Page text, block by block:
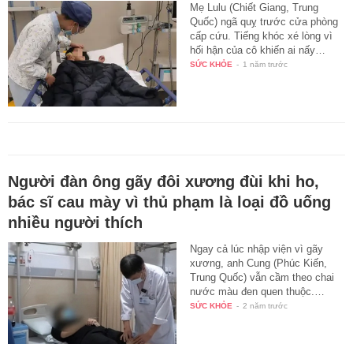
Mẹ Lulu (Chiết Giang, Trung
Quốc) ngã quỵ trước cửa phòng
cấp cứu. Tiếng khóc xé lòng vì
hối hận của cô khiến ai nấy…
SỨC KHỎE - 1 năm trước
Người đàn ông gãy đôi xương đùi khi ho,
bác sĩ cau mày vì thủ phạm là loại đồ uống
nhiều người thích
Ngay cả lúc nhập viện vì gãy
xương, anh Cung (Phúc Kiến,
Trung Quốc) vẫn cầm theo chai
nước màu đen quen thuộc.…
SỨC KHỎE - 2 năm trước